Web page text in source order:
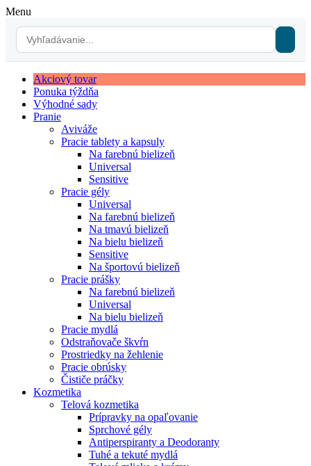
Menu
Akciový tovar
Ponuka týždňa
Výhodné sady
Pranie
Aviváže
Pracie tablety a kapsuly
Na farebnú bielizeň
Universal
Sensitive
Pracie gély
Universal
Na farebnú bielizeň
Na tmavú bielizeň
Na bielu bielizeň
Sensitive
Na športovú bielizeň
Pracie prášky
Na farebnú bielizeň
Universal
Na bielu bielizeň
Pracie mydlá
Odstraňovače škvŕn
Prostriedky na žehlenie
Pracie obrúsky
Čističe práčky
Kozmetika
Telová kozmetika
Prípravky na opaľovanie
Sprchové gély
Antiperspiranty a Deodoranty
Tuhé a tekuté mydlá